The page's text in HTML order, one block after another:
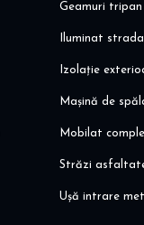
Geamuri tripan
Iluminat stradal
Izolație
Mașină de
Mobilat
Străzi
Ușă intrare